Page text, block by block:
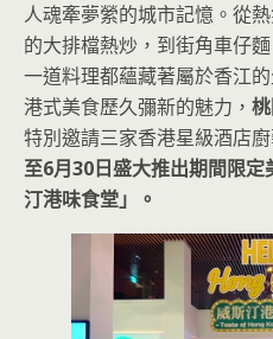
人魂牽夢縈的城市記憶。從
的大排檔熱炒，到街角車仔
一道料理都蘊藏著屬於香江
港式美食歷久彌新的魅力，
特別邀請三家香港星級酒店
至6月30日盛大推出期間限
汀港味食堂」。